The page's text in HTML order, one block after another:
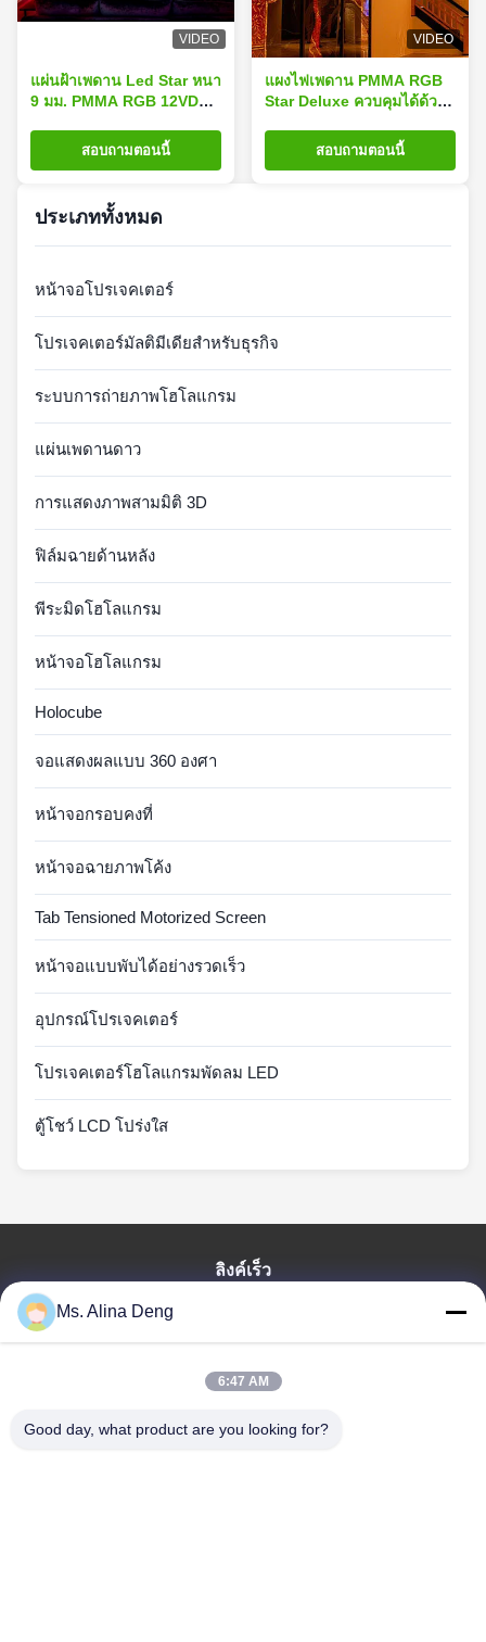
VIDEO
แผ่นฝ้าเพดาน Led Star หนา
9 มม. PMMA RGB 12VDC
สอบถามตอนนี้
VIDEO
แผงไฟเพดาน PMMA RGB
Star Deluxe ควบคุมได้ด้วย
โรงภาพยนตร์สอบถามตอนนี้
ประเภททั้งหมด
หน้าจอโปรเจคเตอร์
โปรเจคเตอร์มัลติมีเดียสำหรับธุรกิจ
ระบบการถ่ายภาพโฮโลแกรม
แผ่นเพดานดาว
การแสดงภาพสามมิติ 3D
ฟิล์มฉายด้านหลัง
พีระมิดโฮโลแกรม
หน้าจอโฮโลแกรม
Holocube
จอแสดงผลแบบ 360 องศา
หน้าจอกรอบคงที่
หน้าจอฉายภาพโค้ง
Tab Tensioned Motorized Screen
หน้าจอแบบพับได้อย่างรวดเร็ว
อุปกรณ์โปรเจคเตอร์
โปรเจคเตอร์โฮโลแกรมพัดลม LED
ตู้โชว์ LCD โปร่งใส
ลิงค์เร็ว
สินค้า
เกี่ยวกับเรา
Ms. Alina Deng
6:47 AM
Good day, what product are you looking for?